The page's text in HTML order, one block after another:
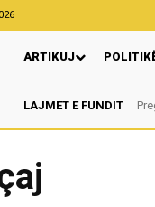
ARTIKUJ
LAJMET E FUNDIT